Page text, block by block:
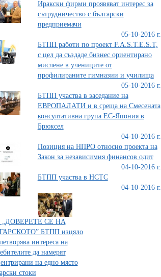
Иракски фирми проявяват интерес за
сътрудничество с български
предприемачи
05-10-2016 г.
БТПП работи по проект F.A.S.T.E.S.T,
с цел да създаде бизнес ориентирано
мислене в учениците от
профилираните гимназии и училища
05-10-2016 г.
БТПП участва в заседание на
ЕВРОПАЛАТИ и в среща на Смесената
консултативна група ЕС-Япония в
Брюксел
04-10-2016 г.
Позиция на НПРО относно проекта на
Закон за независимия финансов одит
04-10-2016 г.
БТПП участва в НСТС
04-10-2016 г.
„ДОВЕРЕТЕ СЕ НА
БТПП изцяло
интереса на
да намерят
на едно място
стоки